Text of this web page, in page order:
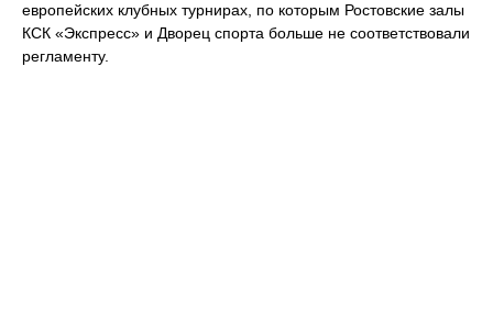
европейских клубных турнирах, по которым Ростовские залы
КСК «Экспресс» и Дворец спорта больше не соответствовали
регламенту.